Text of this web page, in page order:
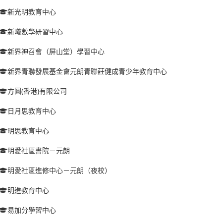
新光明教育中心
新曦數學研習中心
新界神召會（屏山堂）學習中心
新界青聯發展基金會元朗青聯莊健成青少年教育中心
方圓(香港)有限公司
日月思教育中心
明思教育中心
明愛社區書院－元朗
明愛社區進修中心－元朗（夜校）
明進教育中心
易加分學習中心